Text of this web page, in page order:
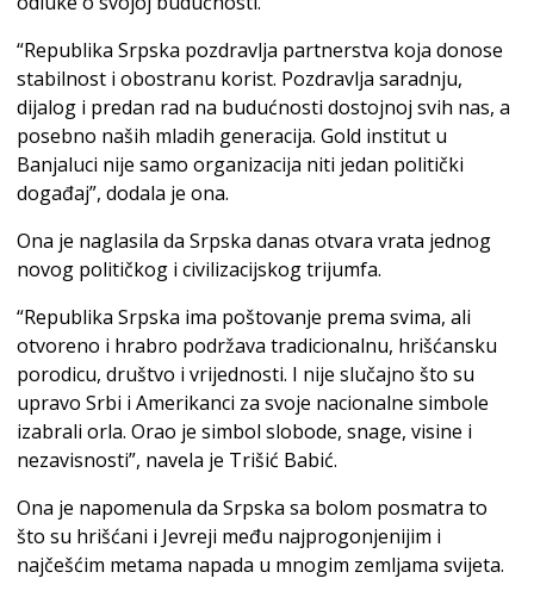
“Republika Srpska pozdravlja partnerstva koja donose
stabilnost i obostranu korist. Pozdravlja saradnju,
dijalog i predan rad na budućnosti dostojnoj svih nas, a
posebno naših mladih generacija. Gold institut u
Banjaluci nije samo organizacija niti jedan politički
događaj”, dodala je ona.
Ona je naglasila da Srpska danas otvara vrata jednog
novog političkog i civilizacijskog trijumfa.
“Republika Srpska ima poštovanje prema svima, ali
otvoreno i hrabro podržava tradicionalnu, hrišćansku
porodicu, društvo i vrijednosti. I nije slučajno što su
upravo Srbi i Amerikanci za svoje nacionalne simbole
izabrali orla. Orao je simbol slobode, snage, visine i
nezavisnosti”, navela je Trišić Babić.
Ona je napomenula da Srpska sa bolom posmatra to
što su hrišćani i Jevreji među najprogonjenijim i
najčešćim metama napada u mnogim zemljama svijeta.